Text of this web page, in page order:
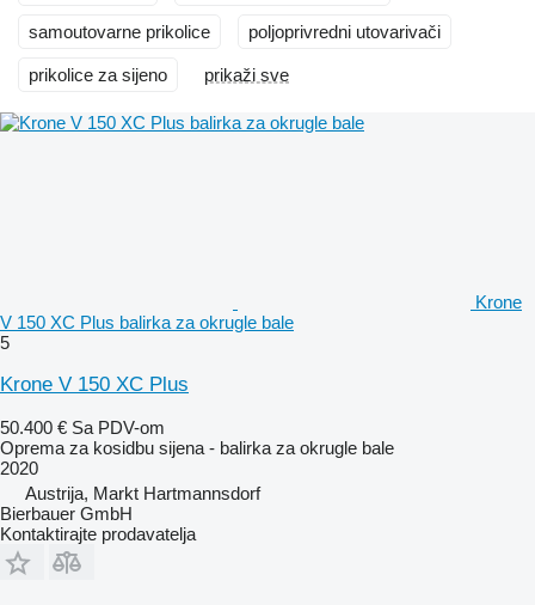
samoutovarne prikolice poljoprivredni utovarivači
prikolice za sijeno prikaži sve
Krone
V 150 XC Plus balirka za okrugle bale
5
Krone V 150 XC Plus
50.400 € Sa PDV-om
Oprema za kosidbu sijena - balirka za okrugle bale
2020
Austrija, Markt Hartmannsdorf
Bierbauer GmbH
Kontaktirajte prodavatelja